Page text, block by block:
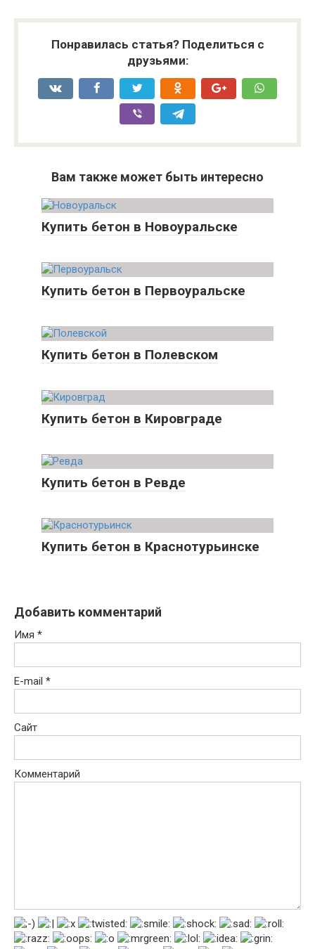
Понравилась статья? Поделиться с
друзьями:
Вам также может быть интересно
Купить бетон в Новоуральске
Купить бетон в Первоуральске
Купить бетон в Полевском
Купить бетон в Кировграде
Купить бетон в Ревде
Купить бетон в Краснотурьинске
Добавить комментарий
Имя *
E-mail *
Сайт
Комментарий